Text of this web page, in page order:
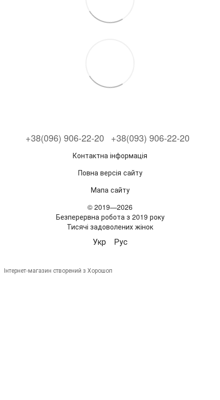
+38(096) 906-22-20 +38(093) 906-22-20
Контактна інформація
Повна версія сайту
Мапа сайту
© 2019—2026
Безперервна робота з 2019 року
Тисячі задоволених жінок
Укр Рус
Інтернет-магазин створений з Хорошоп